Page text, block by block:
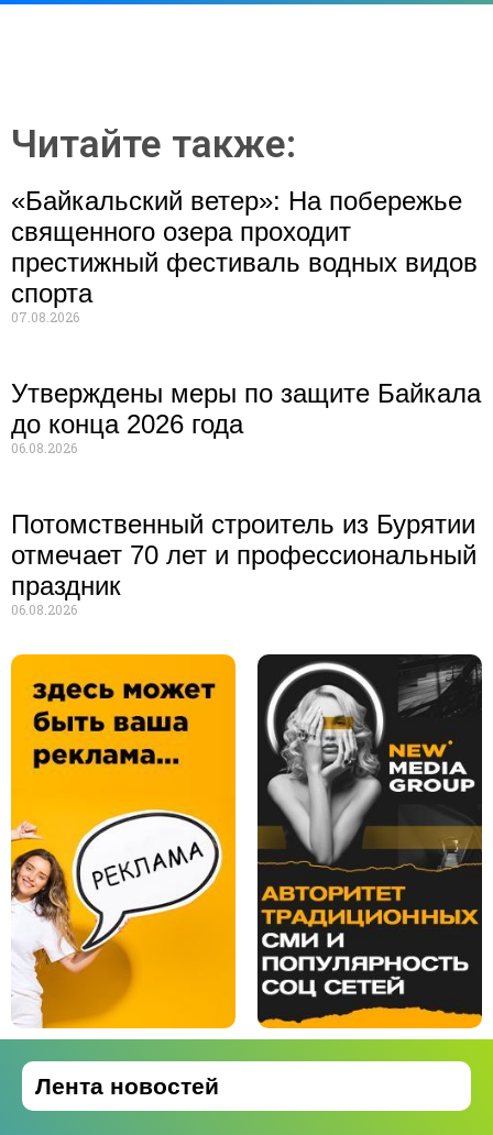
Читайте также:
«Байкальский ветер»: На побережье
священного озера проходит
престижный фестиваль водных видов
спорта
07.08.2026
Утверждены меры по защите Байкала
до конца 2026 года
06.08.2026
Потомственный строитель из Бурятии
отмечает 70 лет и профессиональный
праздник
06.08.2026
Лента новостей